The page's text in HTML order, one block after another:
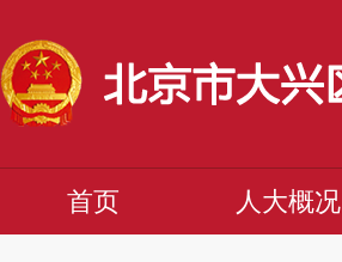
首页 人大概况